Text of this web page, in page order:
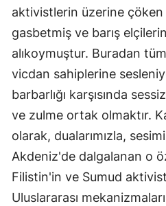
aktivistlerin üzerine
gasbetmiş ve barış
alıkoymuştur. Buradan
vicdan sahiplerine
barbarlığı karşısında
ve zulme ortak olmaktır.
olarak, dualarımızla,
Akdeniz'de dalgalanan o
Filistin'in ve Sumud
Uluslararası